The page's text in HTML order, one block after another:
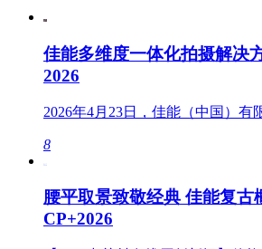
佳能多维度一体化拍摄解决
2026
2026年4月23日，佳能（中国）有
8
腰平取景致敬经典 佳能复古
CP+2026